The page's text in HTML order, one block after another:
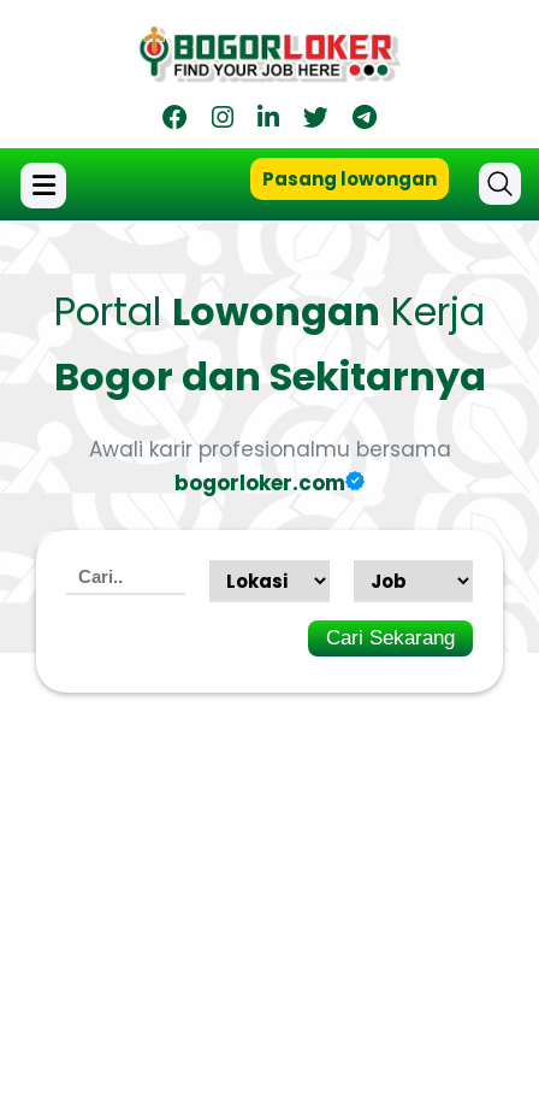
Pasang lowongan
Portal Lowongan Kerja
Bogor dan Sekitarnya
Awali karir profesionalmu bersama
bogorloker.com
Cari Sekarang